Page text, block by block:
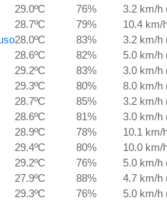
29.0ºC 76% 3.2 km/h
28.7ºC 79% 10.4 km/
28.0ºC 83% 3.2 km/h
28.6ºC 82% 5.0 km/h
29.2ºC 83% 3.0 km/h
29.3ºC 80% 8.0 km/h
28.7ºC 85% 3.2 km/h
28.6ºC 81% 3.0 km/h
28.9ºC 78% 10.1 km/
29.4ºC 80% 10.0 km/
29.2ºC 76% 5.0 km/h
27.9ºC 88% 4.7 km/h
29.3ºC 76% 5.0 km/h